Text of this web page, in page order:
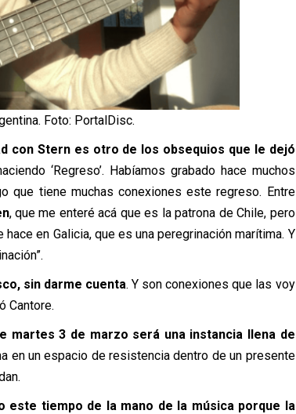
Foto: PortalDisc.
con Stern es otro de los obsequios que le dejó
‘Regreso’. Habíamos grabado hace muchos
que tiene muchas conexiones este regreso. Entre
, que me enteré acá que es la patrona de Chile, pero
en Galicia, que es una peregrinación marítima. Y
sin darme cuenta. Y son conexiones que las voy
Cantore.
martes 3 de marzo será una instancia llena de
en un espacio de resistencia dentro de un presente
tiempo de la mano de la música porque la